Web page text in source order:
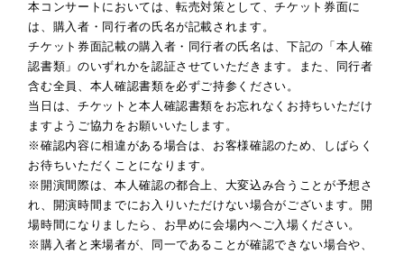
本コンサートにおいては、転売対策として、チケット券面に
は、購入者・同行者の氏名が記載されます。
チケット券面記載の購入者・同行者の氏名は、下記の「本人確
認書類」のいずれかを認証させていただきます。また、同行者
含む全員、本人確認書類を必ずご持参ください。
当日は、チケットと本人確認書類をお忘れなくお持ちいただけ
ますようご協力をお願いいたします。
※確認内容に相違がある場合は、お客様確認のため、しばらく
お待ちいただくことになります。
※開演間際は、本人確認の都合上、大変込み合うことが予想さ
れ、開演時間までにお入りいただけない場合がございます。開
場時間になりましたら、お早めに会場内へご入場ください。
※購入者と来場者が、同一であることが確認できない場合や、